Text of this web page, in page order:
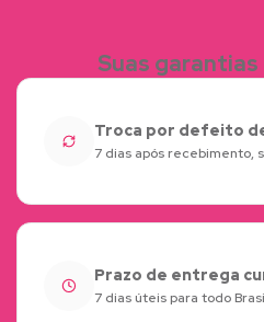
Suas
Troca por defeito
7 dias após recebimento,
Prazo de entrega
7 dias úteis para todo